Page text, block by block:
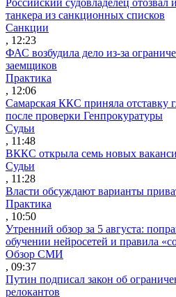
танкера из санкционных списков
Санкции
, 12:23
ФАС возбудила дело из-за
заемщиков
Практика
, 12:06
Самарская ККС приняла отставку
после проверки Генпрокуратуры
Судьи
, 11:48
ВККС открыла семь новых
Судьи
, 11:28
Власти обсуждают варианты
Практика
, 10:50
Утренний обзор за 5 августа:
обучении нейросетей и правила
Обзор СМИ
, 09:37
Путин подписал закон об
релокантов